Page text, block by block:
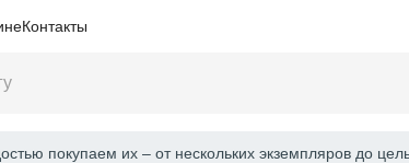
Контакты
покупаем их – от нескольких экземпляров до